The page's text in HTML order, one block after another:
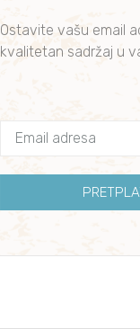
Ostavite vašu email
kvalitetan sadržaj u